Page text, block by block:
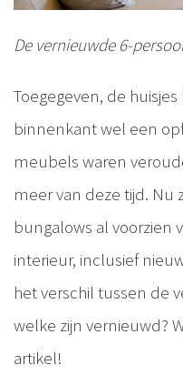
De vernieuwde 6-
Toegegeven, de
binnenkant wel een
meubels waren
meer van deze tijd. Nu
bungalows al voorzien
interieur, inclusief
het verschil tussen de
welke zijn vernieuwd?
artikel!